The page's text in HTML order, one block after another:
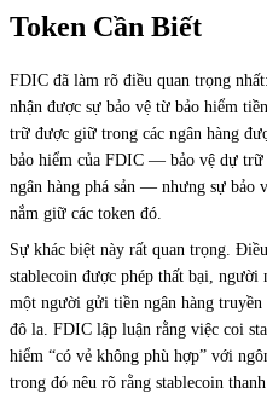
Token Cần Biết
FDIC đã làm rõ điều quan trọng
nhận được sự bảo vệ từ bảo hiểm
trữ được giữ trong các ngân hàng
bảo hiểm của FDIC — bảo vệ dự trữ
ngân hàng phá sản — nhưng sự bảo
nắm giữ các token đó.
Sự khác biệt này rất quan trọng.
stablecoin được phép thất bại,
một người gửi tiền ngân hàng
đô la. FDIC lập luận rằng việc coi
hiểm “có vẻ không phù hợp” với
trong đó nêu rõ rằng stablecoin